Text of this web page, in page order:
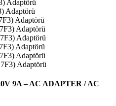
Adaptörü
Adaptörü
Adaptörü
Adaptörü
Adaptörü
Adaptörü
Adaptörü
Adaptörü
9A – AC ADAPTER / AC